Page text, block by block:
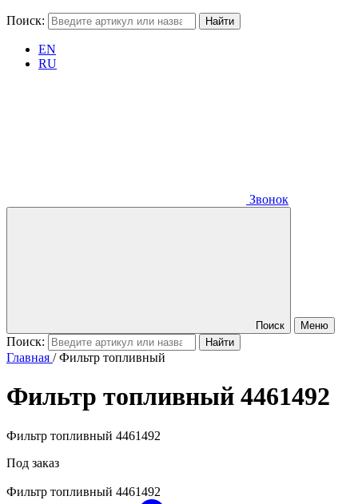
Поиск:
EN
RU
Звонок
Поиск Меню
Поиск:
Главная /Фильтр топливный
Фильтр топливный 4461492
Фильтр топливный 4461492
Под заказ
Фильтр топливный 4461492